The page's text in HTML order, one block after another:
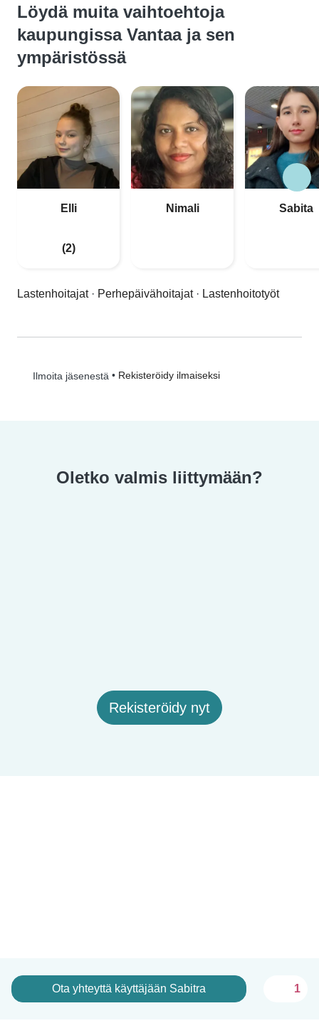
Löydä muita vaihtoehtoja
kaupungissa Vantaa ja sen
ympäristössä
Elli
(2)
Nimali Sabita
Lastenhoitajat · Perhepäivähoitajat · Lastenhoitotyöt
Ilmoita jäsenestä • Rekisteröidy ilmaiseksi
Oletko valmis liittymään?
Rekisteröidy nyt
Ota yhteyttä käyttäjään Sabitra 1